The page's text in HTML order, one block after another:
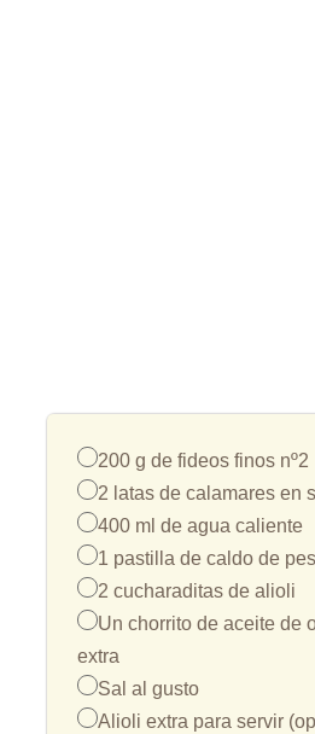
200 g de fideos finos nº2
2 latas de calamares en
400 ml de agua caliente
1 pastilla de caldo de
2 cucharaditas de alioli
Un chorrito de aceite de
extra
Sal al gusto
Alioli extra para servir